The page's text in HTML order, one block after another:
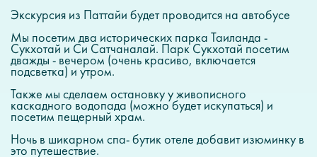
Экскурсия из Паттайи будет проводится на автобусе
Мы посетим два исторических парка Таиланда -
Сукхотай и Си Сатчаналай. Парк Сукхотай посетим
дважды - вечером (очень красиво, включается
подсветка) и утром.
Также мы сделаем остановку у живописного
каскадного водопада (можно будет искупаться) и
посетим пещерный храм.
Ночь в шикарном спа- бутик отеле добавит изюминку в
это путешествие.